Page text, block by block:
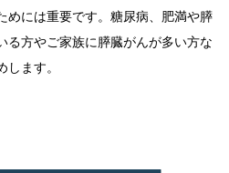
めには重要です。糖尿病、肥満や膵
る方やご家族に膵臓がんが多い方な
ます。